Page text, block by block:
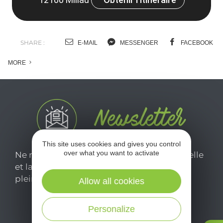
SHARE : E-MAIL MESSENGER FACEBOOK
MORE
Ne manquez pas notre newsletter mensuelle
et laissez-vous inspirer pour profiter
pleinement de votre séjour en Aveyron.
Je m'abonne ici
This site uses cookies and gives you control
over what you want to activate
Personalize
Allow all cookies